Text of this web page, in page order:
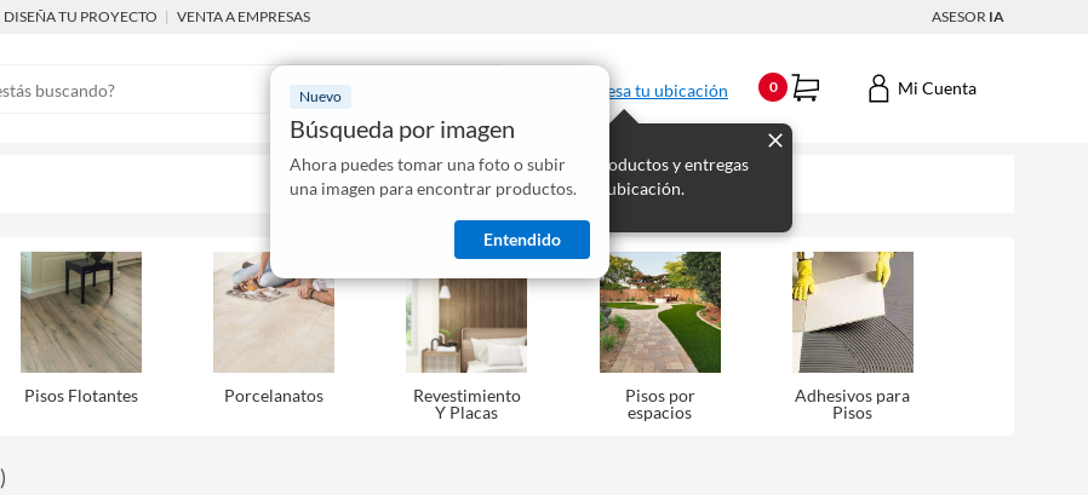
DISEÑA TU PROYECTO | VENTA A EMPRESAS ASESOR IA
Nuevo
Búsqueda por imagen
Ahora puedes tomar una foto o subir
una imagen para encontrar productos.
Entendido
Ingresa tu ubicación
Mostraremos los productos y entregas
disponibles para tu ubicación.
0 Mi Cuenta
Pisos Flotantes Porcelanatos
Revestimiento
Y Placas
Pisos por
espacios
Adhesivos para
Pisos
)